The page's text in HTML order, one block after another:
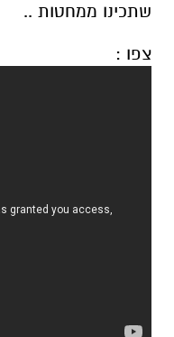
שתכינו ממחטות ..
צפו :